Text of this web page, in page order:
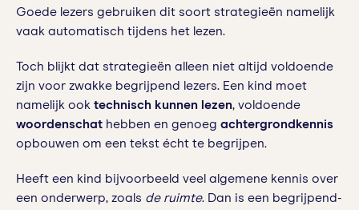
Goede lezers gebruiken dit soort strategieën namelijk
vaak automatisch tijdens het lezen.
Toch blijkt dat strategieën alleen niet altijd voldoende
zijn voor zwakke begrijpend lezers. Een kind moet
namelijk ook technisch kunnen lezen, voldoende
woordenschat hebben en genoeg achtergrondkennis
opbouwen om een tekst écht te begrijpen.
Heeft een kind bijvoorbeeld veel algemene kennis over
een onderwerp, zoals de ruimte. Dan is een begrijpend-